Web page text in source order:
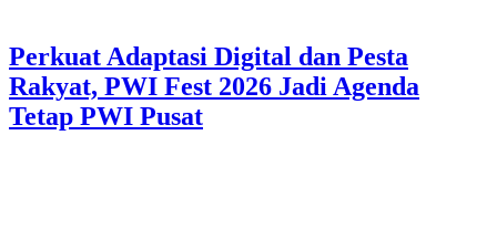
Perkuat Adaptasi Digital dan Pesta
Rakyat, PWI Fest 2026 Jadi Agenda
Tetap PWI Pusat